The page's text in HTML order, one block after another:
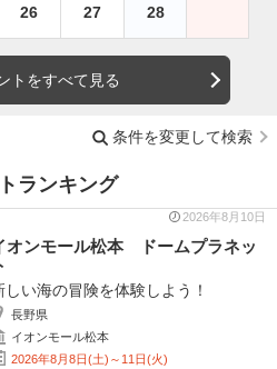
26 27 28
トをすべて見る
条件を変更して検索
ランキング
2026年8月10日
オンモール松本 ドームプラネッ
しい海の冒険を体験しよう！
長野県
イオンモール松本
2026年8月8日(土)～11日(火)